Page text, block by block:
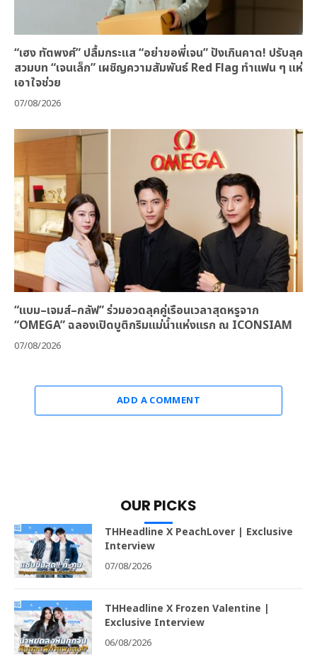
“เฮง ทัตพงศ์” ปลื้มกระแส “อย่าขอพี่เจน” ปังเกินคาด! ปรับลุค
สวมบท “เจนเล็ก” เผชิญความสัมพันธ์ Red Flag ทำแฟน ๆ แห่
เอาใจช่วย
07/08/2026
“แบม–เจมส์–กลัฟ” ร่วมอวดลุคคู่เรือนเวลาสุดหรูจาก
“OMEGA” ฉลองเปิดบูติกริมแม่น้ำแห่งแรก ณ ICONSIAM
07/08/2026
ADD A COMMENT
OUR PICKS
THHeadline X PeachLover | Exclusive
Interview
07/08/2026
THHeadline X Frozen Valentine |
Exclusive Interview
06/08/2026